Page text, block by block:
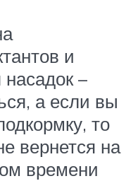
и
–
а если вы
то
вернется на
времени